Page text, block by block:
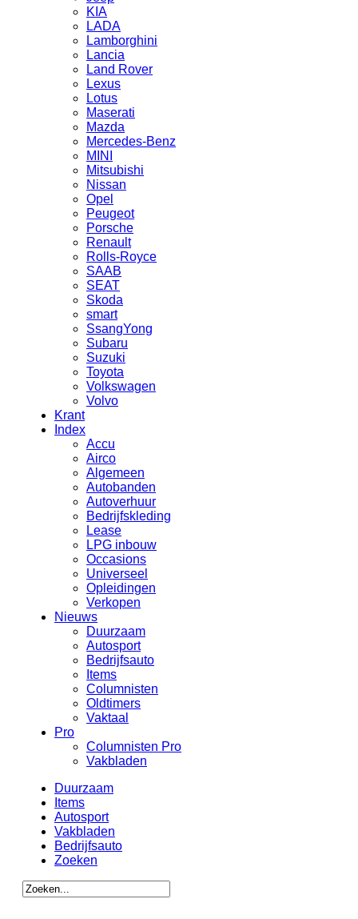
KIA
LADA
Lamborghini
Lancia
Land Rover
Lexus
Lotus
Maserati
Mazda
Mercedes-Benz
MINI
Mitsubishi
Nissan
Opel
Peugeot
Porsche
Renault
Rolls-Royce
SAAB
SEAT
Skoda
smart
SsangYong
Subaru
Suzuki
Toyota
Volkswagen
Volvo
Krant
Index
Accu
Airco
Algemeen
Autobanden
Autoverhuur
Bedrijfskleding
Lease
LPG inbouw
Occasions
Universeel
Opleidingen
Verkopen
Nieuws
Duurzaam
Autosport
Bedrijfsauto
Items
Columnisten
Oldtimers
Vaktaal
Pro
Columnisten Pro
Vakbladen
Duurzaam
Items
Autosport
Vakbladen
Bedrijfsauto
Zoeken